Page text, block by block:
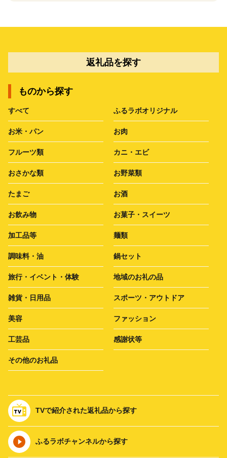
返礼品を探す
ものから探す
すべて ふるラボオリジナル
お米・パン お肉
フルーツ類 カニ・エビ
おさかな類 お野菜類
たまご お酒
お飲み物 お菓子・スイーツ
加工品等 麺類
調味料・油 鍋セット
旅行・イベント・体験 地域のお礼の品
雑貨・日用品 スポーツ・アウトドア
美容 ファッション
工芸品 感謝状等
その他のお礼品
TVで紹介された返礼品から探す
ふるラボチャンネルから探す